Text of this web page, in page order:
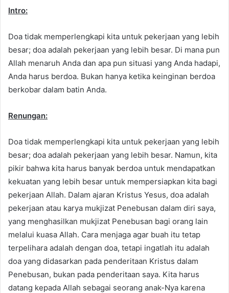
Intro:
Doa tidak memperlengkapi kita untuk pekerjaan yang lebih
besar; doa adalah pekerjaan yang lebih besar. Di mana pun
Allah menaruh Anda dan apa pun situasi yang Anda hadapi,
Anda harus berdoa. Bukan hanya ketika keinginan berdoa
berkobar dalam batin Anda.
Renungan:
Doa tidak memperlengkapi kita untuk pekerjaan yang lebih
besar; doa adalah pekerjaan yang lebih besar. Namun, kita
pikir bahwa kita harus banyak berdoa untuk mendapatkan
kekuatan yang lebih besar untuk mempersiapkan kita bagi
pekerjaan Allah. Dalam ajaran Kristus Yesus, doa adalah
pekerjaan atau karya mukjizat Penebusan dalam diri saya,
yang menghasilkan mukjizat Penebusan bagi orang lain
melalui kuasa Allah. Cara menjaga agar buah itu tetap
terpelihara adalah dengan doa, tetapi ingatlah itu adalah
doa yang didasarkan pada penderitaan Kristus dalam
Penebusan, bukan pada penderitaan saya. Kita harus
datang kepada Allah sebagai seorang anak-Nya karena